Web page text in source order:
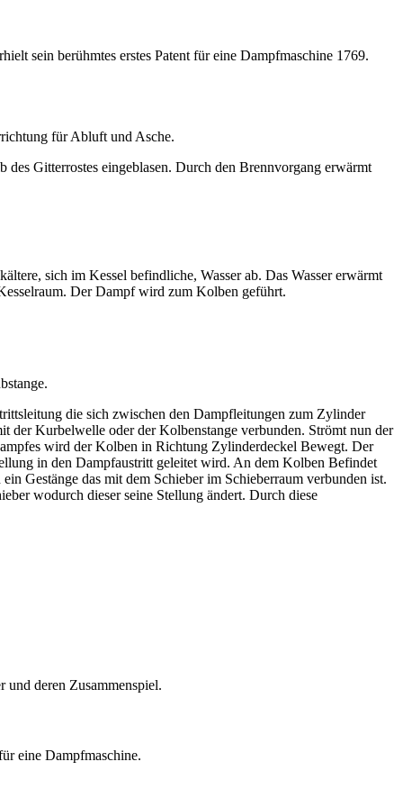
sein berühmtes erstes Patent für eine Dampfmaschine 1769.
für Abluft und Asche.
Gitterrostes eingeblasen. Durch den Brennvorgang erwärmt
sich im Kessel befindliche, Wasser ab. Das Wasser erwärmt
Der Dampf wird zum Kolben geführt.
die sich zwischen den Dampfleitungen zum Zylinder
der Kurbelwelle oder der Kolbenstange verbunden. Strömt nun der
wird der Kolben in Richtung Zylinderdeckel Bewegt. Der
in den Dampfaustritt geleitet wird. An dem Kolben Befindet
Gestänge das mit dem Schieber im Schieberraum verbunden ist.
wodurch dieser seine Stellung ändert. Durch diese
deren Zusammenspiel.
eine Dampfmaschine.